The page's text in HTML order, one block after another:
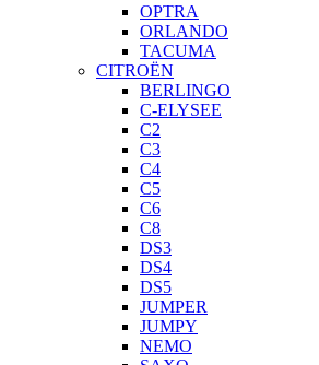
OPTRA
ORLANDO
TACUMA
CITROËN
BERLINGO
C-ELYSEE
C2
C3
C4
C5
C6
C8
DS3
DS4
DS5
JUMPER
JUMPY
NEMO